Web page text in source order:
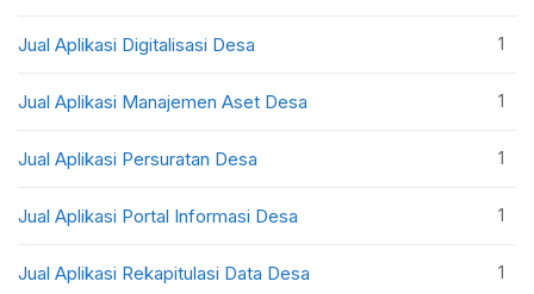
Jual Aplikasi Digitalisasi Desa 1
Jual Aplikasi Manajemen Aset Desa 1
Jual Aplikasi Persuratan Desa 1
Jual Aplikasi Portal Informasi Desa 1
Jual Aplikasi Rekapitulasi Data Desa 1